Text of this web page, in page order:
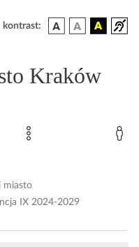
kontrast:
Kraków
miasto
IX 2024-2029